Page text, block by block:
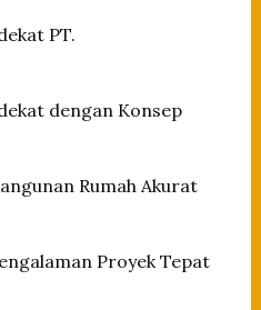
PT.
dengan Konsep
Rumah Akurat
Proyek Tepat